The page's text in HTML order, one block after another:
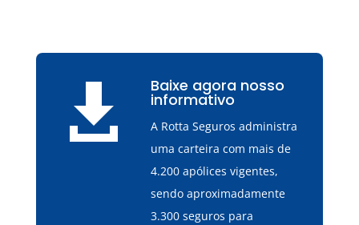
 Baixe agora nosso
informativo
A Rotta Seguros administra
uma carteira com mais de
4.200 apólices vigentes,
sendo aproximadamente
3.300 seguros para